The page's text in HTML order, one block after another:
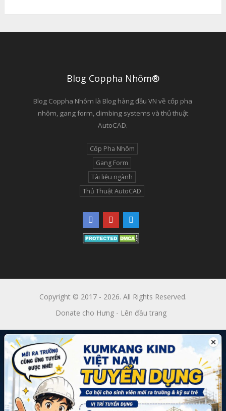
Blog Coppha Nhôm®
Blog Coppha Nhôm là Blog hàng đầu VN về cốp pha
nhôm, gang form, climbing systems và thủ thuật
AutoCAD.
Cốp Pha Nhôm
Gang Form
Tài liệu ngành
Thủ Thuật AutoCAD
Copyright © 2017 - 2026. All Rights Reserved.
Donate cho Hưng- Lên đầu trang